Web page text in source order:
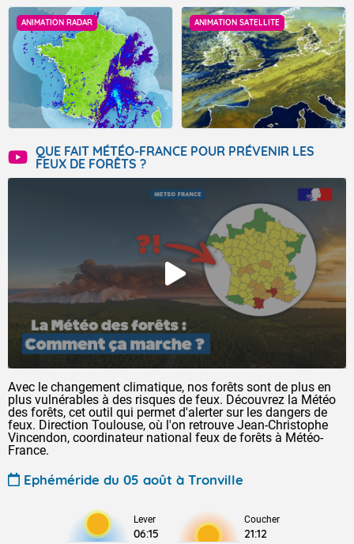
ANIMATION RADAR ANIMATION SATELLITE
QUE FAIT MÉTÉO-FRANCE POUR PRÉVENIR LES
FEUX DE FORÊTS ?
Avec le changement climatique, nos forêts sont de plus en
plus vulnérables à des risques de feux. Découvrez la Météo
des forêts, cet outil qui permet d'alerter sur les dangers de
feux. Direction Toulouse, où l'on retrouve Jean-Christophe
Vincendon, coordinateur national feux de forêts à Météo-
France.
Ephéméride du 05 août à Tronville
Lever
06:15
Coucher
21:12